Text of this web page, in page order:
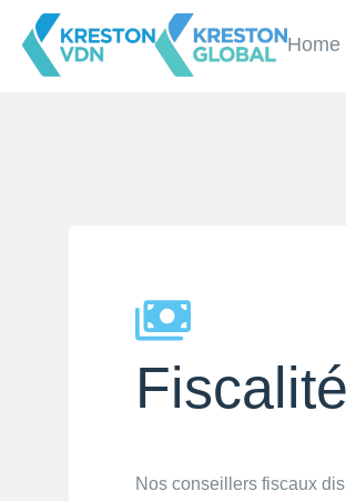
Home
Fiscalité
Nos conseillers fiscaux